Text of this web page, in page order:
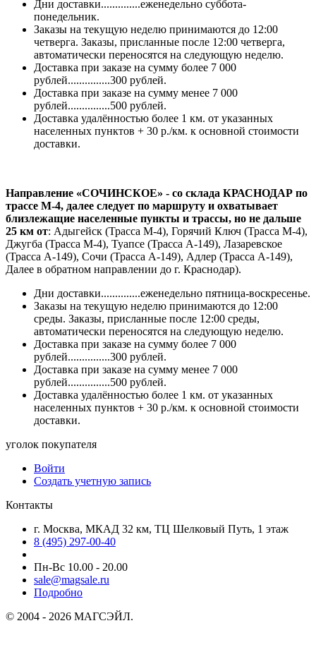
Дни доставки..............еженедельно суббота-
понедельник.
Заказы на текущую неделю принимаются до 12:00
четверга. Заказы, присланные после 12:00 четверга,
автоматически переносятся на следующую неделю.
Доставка при заказе на сумму более 7 000
рублей...............300 рублей.
Доставка при заказе на сумму менее 7 000
рублей...............500 рублей.
Доставка удалённостью более 1 км. от указанных
населенных пунктов + 30 р./км. к основной стоимости
доставки.
Направление «СОЧИНСКОЕ» - со склада КРАСНОДАР по
трассе М-4, далее следует по маршруту и охватывает
близлежащие населенные пункты и трассы, но не дальше
25 км от: Адыгейск (Трасса М-4), Горячий Ключ (Трасса М-4),
Джугба (Трасса М-4), Туапсе (Трасса А-149), Лазаревское
(Трасса А-149), Сочи (Трасса А-149), Адлер (Трасса А-149),
Далее в обратном направлении до г. Краснодар).
Дни доставки..............еженедельно пятница-воскресенье.
Заказы на текущую неделю принимаются до 12:00
среды. Заказы, присланные после 12:00 среды,
автоматически переносятся на следующую неделю.
Доставка при заказе на сумму более 7 000
рублей...............300 рублей.
Доставка при заказе на сумму менее 7 000
рублей...............500 рублей.
Доставка удалённостью более 1 км. от указанных
населенных пунктов + 30 р./км. к основной стоимости
доставки.
уголок покупателя
Войти
Создать учетную запись
Контакты
г. Москва, МКАД 32 км, ТЦ Шелковый Путь, 1 этаж
8 (495) 297-00-40
Пн-Вс 10.00 - 20.00
sale@magsale.ru
Подробно
© 2004 - 2026 МАГСЭЙЛ.